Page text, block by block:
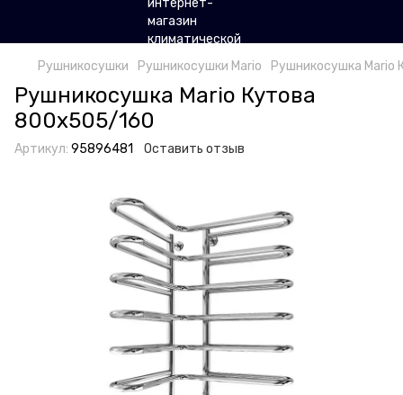
Рушникосушки Рушникосушки Mario Рушникосушка
Рушникосушка Mario Кутова
800х505/160
Артикул: 95896481 Оставить отзыв